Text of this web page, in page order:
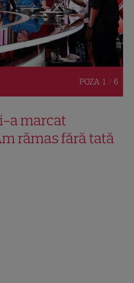
POZA 1 / 6
a marcat
rămas fără tată